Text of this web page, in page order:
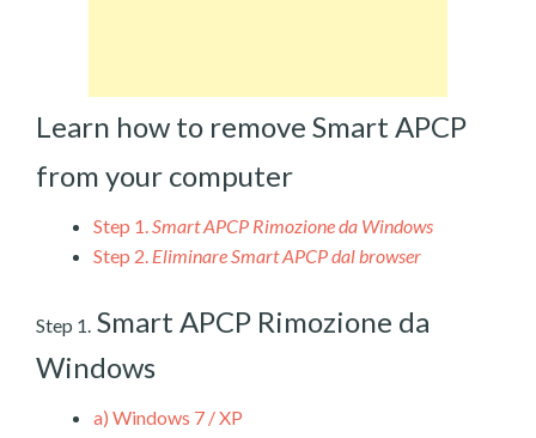
Learn how to remove Smart APCP
from your computer
Step 1.Smart APCP Rimozione da Windows
Step 2. Eliminare Smart APCP dal browser
Step 1. Smart APCP Rimozione da
Windows
a) Windows 7 / XP